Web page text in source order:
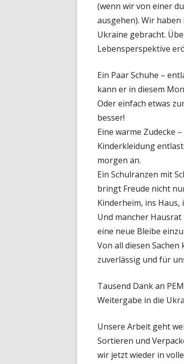
(wenn wir von einer
ausgehen). Wir
Ukraine gebracht.
Lebensperspektive
Ein Paar Schuhe –
kann er in diesem
Oder einfach etwas
besser!
Eine warme Zudecke
Kinderkleidung
morgen an.
Ein Schulranzen mit
bringt Freude nicht
Kinderheim, ins Haus,
Und mancher
eine neue Bleibe
Von all diesen
zuverlässig und für
Tausend Dank an
Weitergabe in die
Unsere Arbeit geht
Sortieren und
wir jetzt wieder in